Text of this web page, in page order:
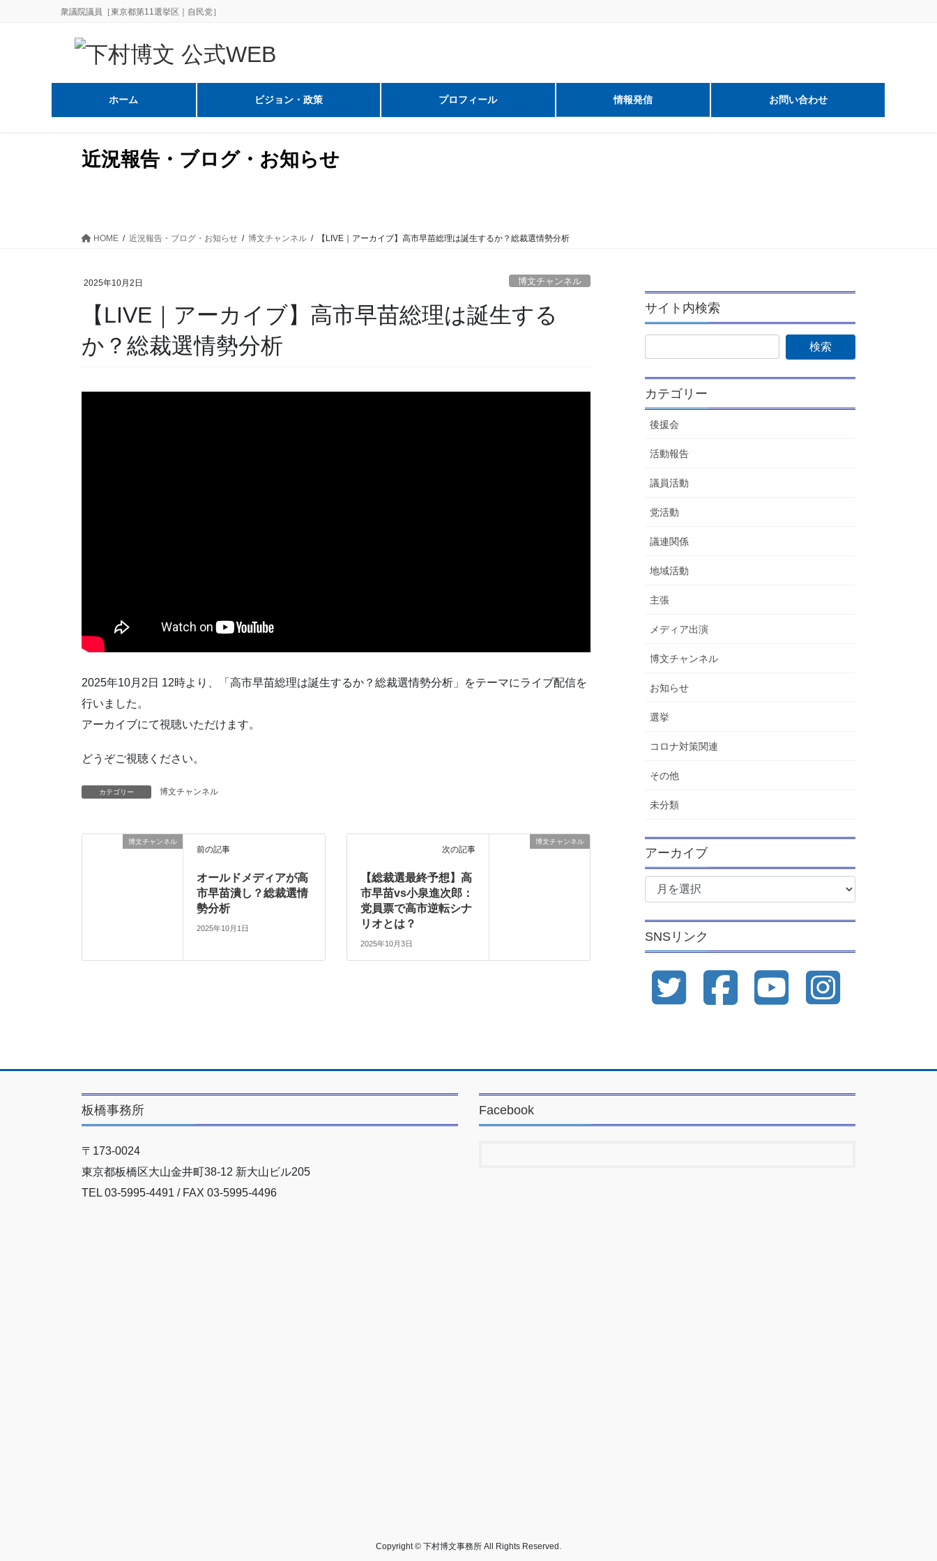
衆議院議員［東京都第11選挙区｜自民党］
ホーム ビジョン・政策 プロフィール 情報発信 お問い合わせ
近況報告・ブログ・お知らせ
HOME 近況報告・ブログ・お知らせ 博文チャンネル 【LIVE｜アーカイブ】高市早苗総理は誕生するか？総裁選情勢分析
2025年10月2日 博文チャンネル
【LIVE｜アーカイブ】高市早苗総理は誕生する
か？総裁選情勢分析
2025年10月2日 12時より、「高市早苗総理は誕生するか？総裁選情勢分析」をテーマにライブ配信を
行いました。
アーカイブにて視聴いただけます。
どうぞご視聴ください。
カテゴリー 博文チャンネル
博文チャンネル
前の記事
オールドメディアが高
市早苗潰し？総裁選情
勢分析
2025年10月1日
博文チャンネル
次の記事
【総裁選最終予想】高
市早苗vs小泉進次郎：
党員票で高市逆転シナ
リオとは？
2025年10月3日
サイト内検索
カテゴリー
後援会
活動報告
議員活動
党活動
議連関係
地域活動
主張
メディア出演
博文チャンネル
お知らせ
選挙
コロナ対策関連
その他
未分類
アーカイブ
ア
ブ
SNSリンク
板橋事務所
〒173-0024
東京都板橋区大山金井町38-12 新大山ビル205
TEL 03-5995-4491 / FAX 03-5995-4496
Facebook
Copyright © 下村博文事務所 All Rights Reserved.